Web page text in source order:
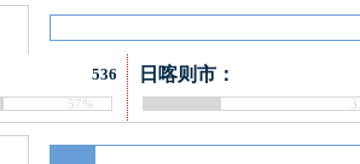
536
57%
日喀则市：